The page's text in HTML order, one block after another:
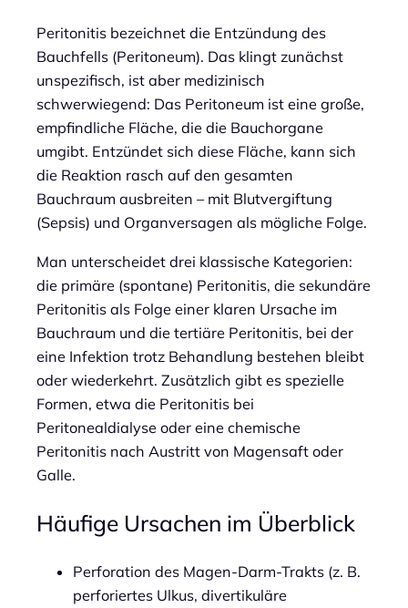
Peritonitis bezeichnet die Entzündung des
Bauchfells (Peritoneum). Das klingt zunächst
unspezifisch, ist aber medizinisch
schwerwiegend: Das Peritoneum ist eine große,
empfindliche Fläche, die die Bauchorgane
umgibt. Entzündet sich diese Fläche, kann sich
die Reaktion rasch auf den gesamten
Bauchraum ausbreiten – mit Blutvergiftung
(Sepsis) und Organversagen als mögliche Folge.
Man unterscheidet drei klassische Kategorien:
die primäre (spontane) Peritonitis, die sekundäre
Peritonitis als Folge einer klaren Ursache im
Bauchraum und die tertiäre Peritonitis, bei der
eine Infektion trotz Behandlung bestehen bleibt
oder wiederkehrt. Zusätzlich gibt es spezielle
Formen, etwa die Peritonitis bei
Peritonealdialyse oder eine chemische
Peritonitis nach Austritt von Magensaft oder
Galle.
Häufige Ursachen im Überblick
Perforation des Magen-Darm-Trakts (z. B.
perforiertes Ulkus, divertikuläre